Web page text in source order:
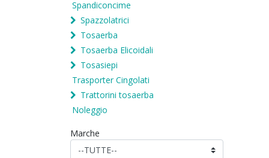
Spandiconcime
Spazzolatrici
Tosaerba
Tosaerba Elicoidali
Tosasiepi
Trasporter Cingolati
Trattorini tosaerba
Noleggio
Marche